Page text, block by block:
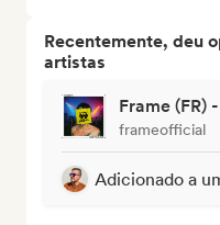
Recentemente, deu
artistas
Frame (FR)
frameofficial
Adicionado a